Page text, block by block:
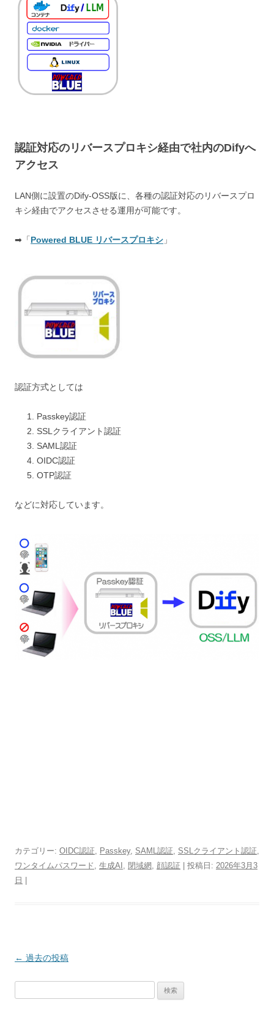
認証対応のリバースプロキシ経由で社内のDifyへ
アクセス
LAN側に設置のDify-OSS版に、各種の認証対応のリバースプロ
キシ経由でアクセスさせる運用が可能です。
➡「Powered BLUE リバースプロキシ 」
認証方式としては
Passkey認証
SSLクライアント認証
SAML認証
OIDC認証
OTP認証
などに対応しています。
カテゴリー: OIDC認証 Passkey, SAML認証 SSLクライアント認証
ワンタイムパスワード
生成AI 閉域網 顔認証 | 投稿日: 2026年3月3
日 |
投
← 過去の投稿
索: